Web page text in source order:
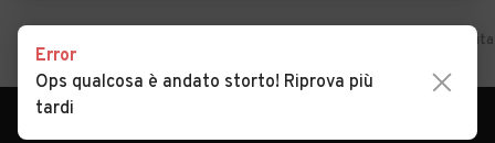
Auto usate in
Error
Ops qualcosa è andato storto! Riprova più
tardi